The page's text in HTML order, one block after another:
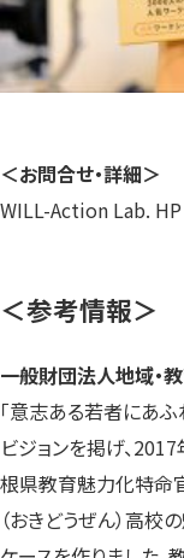
＜お問合せ・詳細＞
WILL-Action Lab.
＜参考情報＞
一般財団法人地域・
「意志ある若者にあ
ビジョンを掲げ、
根県教育魅力化特命
（おきどうぜん）高